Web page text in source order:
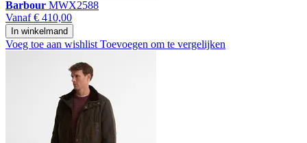
Barbour MWX2588
Vanaf € 410,00
In winkelmand
Voeg toe aan wishlist Toevoegen om te vergelijken